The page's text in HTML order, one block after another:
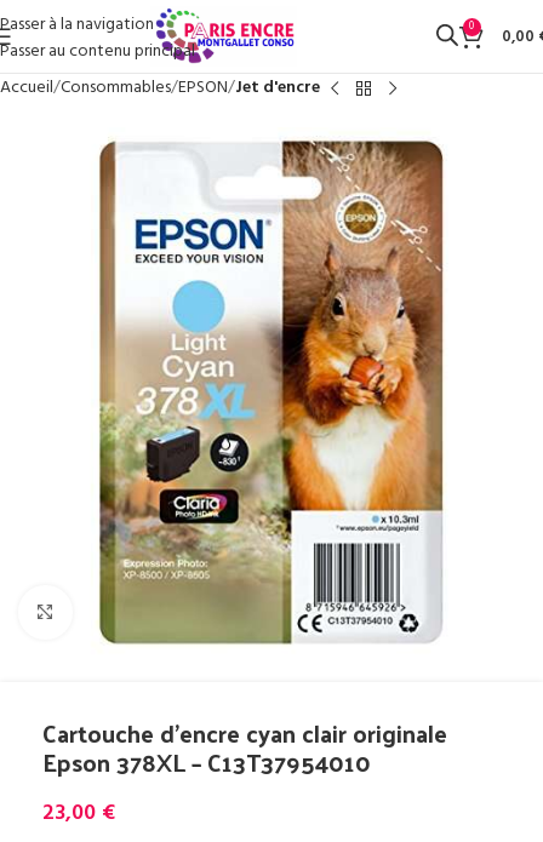
Passer à la navigation
Passer au contenu principal
0 0,00
Accueil Consommables EPSON Jet d'encre
Cartouche d’encre cyan clair originale
Epson 378XL – C13T37954010
23,00 €